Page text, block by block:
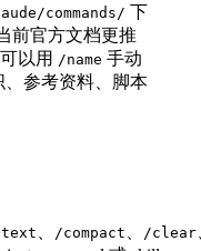
commands/ 下
前官方文档更推
以用
/name 手动
参考资料、脚本
/compact /clear